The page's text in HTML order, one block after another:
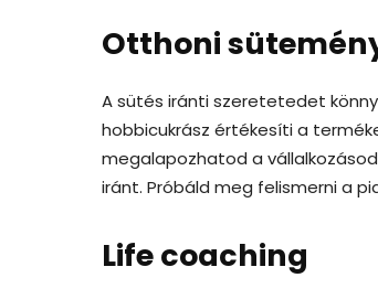
Otthoni
A sütés iránti szeretetedet
hobbicukrász értékesíti a
megalapozhatod a
iránt. Próbáld meg felismerni a
Life coaching